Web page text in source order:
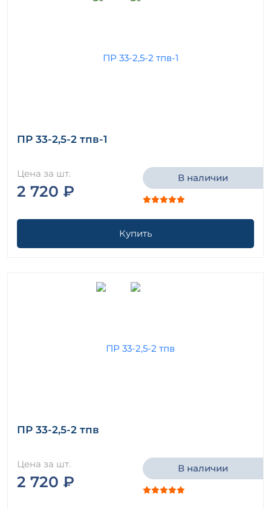
ПР 33-2,5-2 тпв-1
Цена за шт.
2 720 ₽
В наличии
Купить
ПР 33-2,5-2 тпв
Цена за шт.
2 720 ₽
В наличии